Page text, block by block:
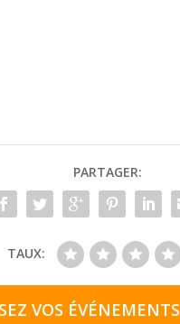
PARTAGER:
TAUX:
VOS ÉVÉNEMENTS